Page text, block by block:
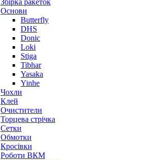
Основи
Butterfly
DHS
Donic
Loki
Stiga
Tibhar
Yasaka
Yinhe
Чохли
Клей
Очистители
Торцева стрічка
Сетки
Обмотки
Кросівки
Роботи ВКМ